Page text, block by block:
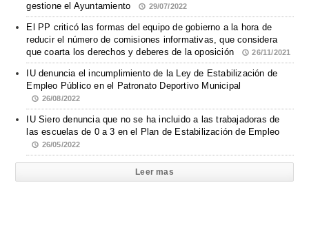
gestione el Ayuntamiento
29/07/2022
El PP criticó las formas del equipo de gobierno a la hora de
reducir el número de comisiones informativas, que considera
que coarta los derechos y deberes de la oposición
26/11/2021
IU denuncia el incumplimiento de la Ley de Estabilización de
Empleo Público en el Patronato Deportivo Municipal
26/08/2022
IU Siero denuncia que no se ha incluido a las trabajadoras de
las escuelas de 0 a 3 en el Plan de Estabilización de Empleo
26/05/2022
Leer mas